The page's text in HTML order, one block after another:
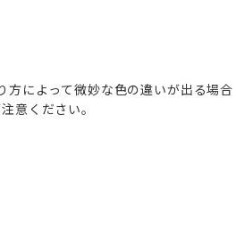
によって微妙な色の違いが出る場合
意ください。